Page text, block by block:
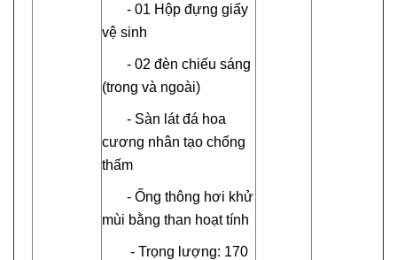
- 01 Hộp đựng giấy
vệ sinh
- 02 đèn chiếu sáng
(trong và ngoài)
- Sàn lát đá hoa
cương nhân tạo chống
thấm
- Ống thông hơi khử
mùi bằng than hoạt tính
- Trọng lượng: 170